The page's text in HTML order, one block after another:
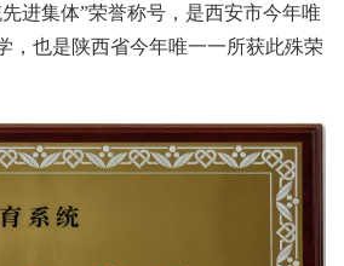
进集体”荣誉称号，是西安市今年唯
，也是陕西省今年唯一一所获此殊荣